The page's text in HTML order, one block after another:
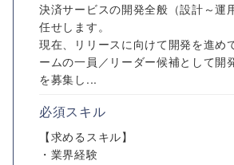
決済サービスの開発全般（設計～運
任せします。
現在、リリースに向けて開発を進め
ームの一員／リーダー候補として開
を募集し...
必須スキル
【求めるスキル】
・業界経験